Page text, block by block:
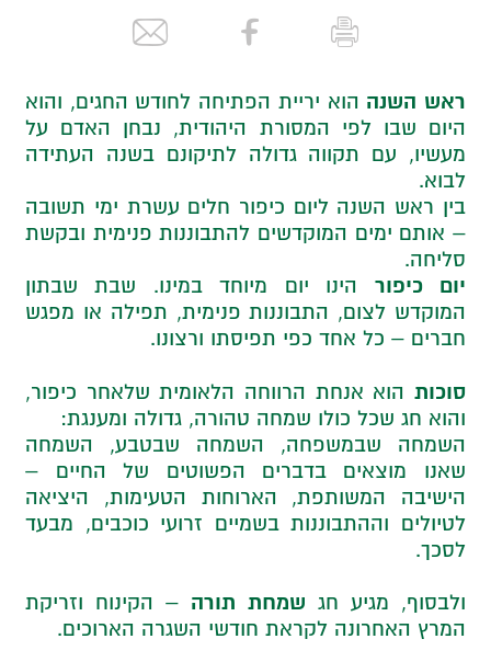
ראש השנה הוא יריית הפתיחה לחודש החגים, והוא
היום שבו לפי המסורת היהודית, נבחן האדם על
מעשיו, עם תקווה גדולה לתיקונם בשנה העתידה
לבוא.
בין ראש השנה ליום כיפור חלים עשרת ימי תשובה
– אותם ימים המוקדשים להתבוננות פנימית ובקשת
סליחה.
יום כיפור הינו יום מיוחד במינו. שבת שבתון
המוקדש לצום, התבוננות פנימית, תפילה או מפגש
חברים – כל אחד כפי תפיסתו ורצונו.
סוכות הוא אנחת הרווחה הלאומית שלאחר כיפור,
והוא חג שכל כולו שמחה טהורה, גדולה ומענגת:
השמחה שבמשפחה, השמחה שבטבע, השמחה
שאנו מוצאים בדברים הפשוטים של החיים –
הישיבה המשותפת, הארוחות הטעימות, היציאה
לטיולים וההתבוננות בשמיים זרועי כוכבים, מבעד
לסכך.
ולבסוף, מגיע חג שמחת תורה – הקינוח וזריקת
המרץ האחרונה לקראת חודשי השגרה הארוכים.